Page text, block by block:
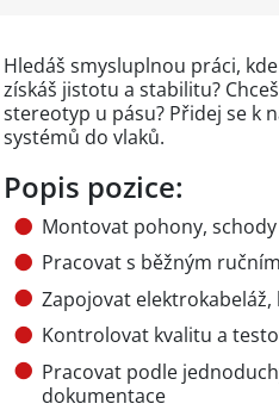
Hledáš smysluplnou práci,
získáš jistotu a stabilitu?
stereotyp u pásu? Přidej se k
systémů do vlaků.
Popis pozice:
Montovat pohony,
Pracovat s běžným
Zapojovat
Kontrolovat kvalitu a
Pracovat podle
dokumentace